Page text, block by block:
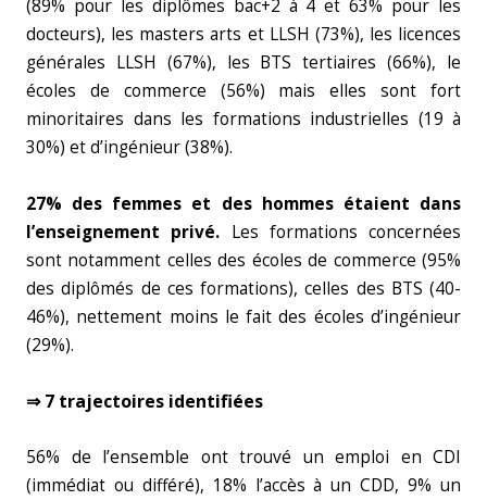
(89% pour les diplômes bac+2 à 4 et 63% pour les
docteurs), les masters arts et LLSH (73%), les licences
générales LLSH (67%), les BTS tertiaires (66%), le
écoles de commerce (56%) mais elles sont fort
minoritaires dans les formations industrielles (19 à
30%) et d’ingénieur (38%).
27% des femmes et des hommes étaient dans
l’enseignement privé. Les formations concernées
sont notamment celles des écoles de commerce (95%
des diplômés de ces formations), celles des BTS (40-
46%), nettement moins le fait des écoles d’ingénieur
(29%).
⇒ 7 trajectoires identifiées
56% de l’ensemble ont trouvé un emploi en CDI
(immédiat ou différé), 18% l’accès à un CDD, 9% un